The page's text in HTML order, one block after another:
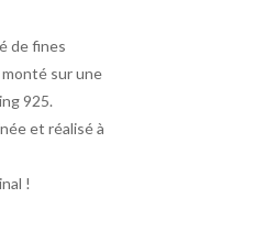
de fines
sur une
925.
et réalisé à
!